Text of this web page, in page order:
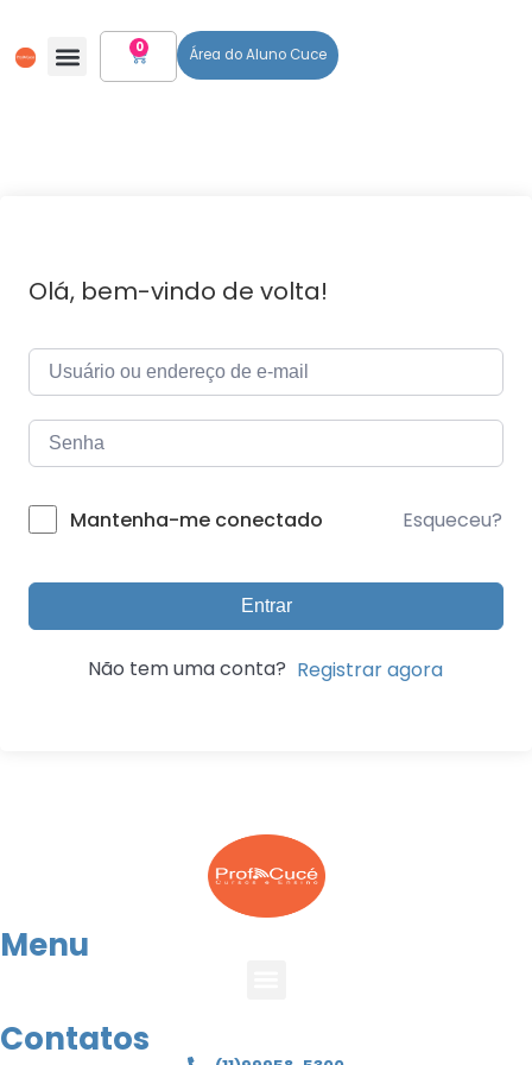
0 Área do Aluno Cuce
Olá, bem-vindo de volta!
Mantenha-me conectado Esqueceu?
Entrar
Não tem uma conta? Registrar agora
Menu
Contatos